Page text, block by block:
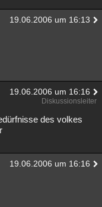
19.06.2006 um 16:13
19.06.2006 um 16:16
Diskussionsleiter
des volkes
19.06.2006 um 16:16